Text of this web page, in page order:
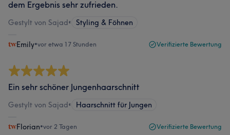
dem Ergebnis sehr zufrieden.
Gestylt von Sajad• Styling & Föhnen
Emily•vor etwa 17 Stunden Verifizierte Bewertung
Ein sehr schöner Jungenhaarschnitt
Gestylt von Sajad• Haarschnitt für Jungen
Florian•vor 2 Tagen Verifizierte Bewertung